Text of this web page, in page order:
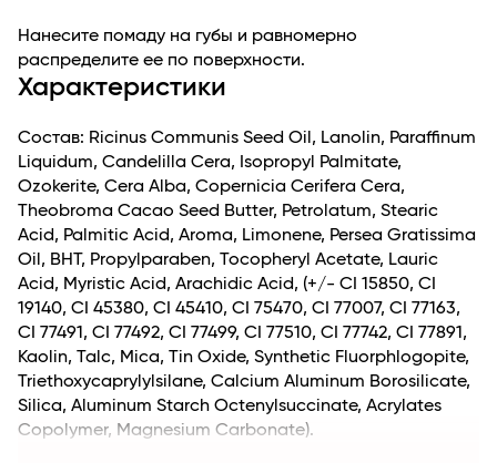
гаммой сатиновых, перламутровых и
суперперламутровых оттенков. Перламутровая
губная помада подойдет как для повседневного
образа.
Нанесите помаду на губы и равномерно
распределите ее по поверхности.
Характеристики
Состав: Ricinus Communis Seed Oil, Lanolin, Paraffinum
Liquidum, Candelilla Cera, Isopropyl Palmitate,
Ozokerite, Cera Alba, Copernicia Cerifera Cera,
Theobroma Cacao Seed Butter, Petrolatum, Stearic
Acid, Palmitic Acid, Aroma, Limonene, Persea Gratissima
Oil, BHT, Propylparaben, Tocopheryl Acetate, Lauric
Acid, Myristic Acid, Arachidic Acid, (+/- CI 15850, CI
19140, CI 45380, CI 45410, CI 75470, CI 77007, CI 77163,
CI 77491, CI 77492, CI 77499, CI 77510, CI 77742, CI 77891,
Kaolin, Talc, Mica, Tin Оxide, Synthetic Fluorphlogopite,
Triethoxycaprylylsilane, Calcium Aluminum Borosilicate,
Silica, Aluminum Starch Octenylsuccinate, Acrylates
Copolymer, Magnesium Carbonate).